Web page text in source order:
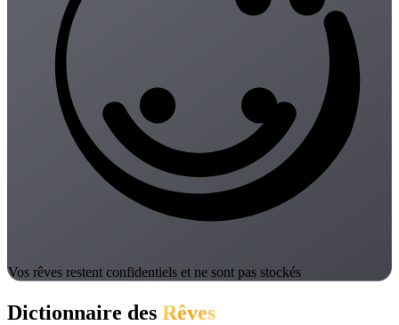
Vos rêves restent confidentiels et ne sont pas stockés
Dictionnaire des Rêves